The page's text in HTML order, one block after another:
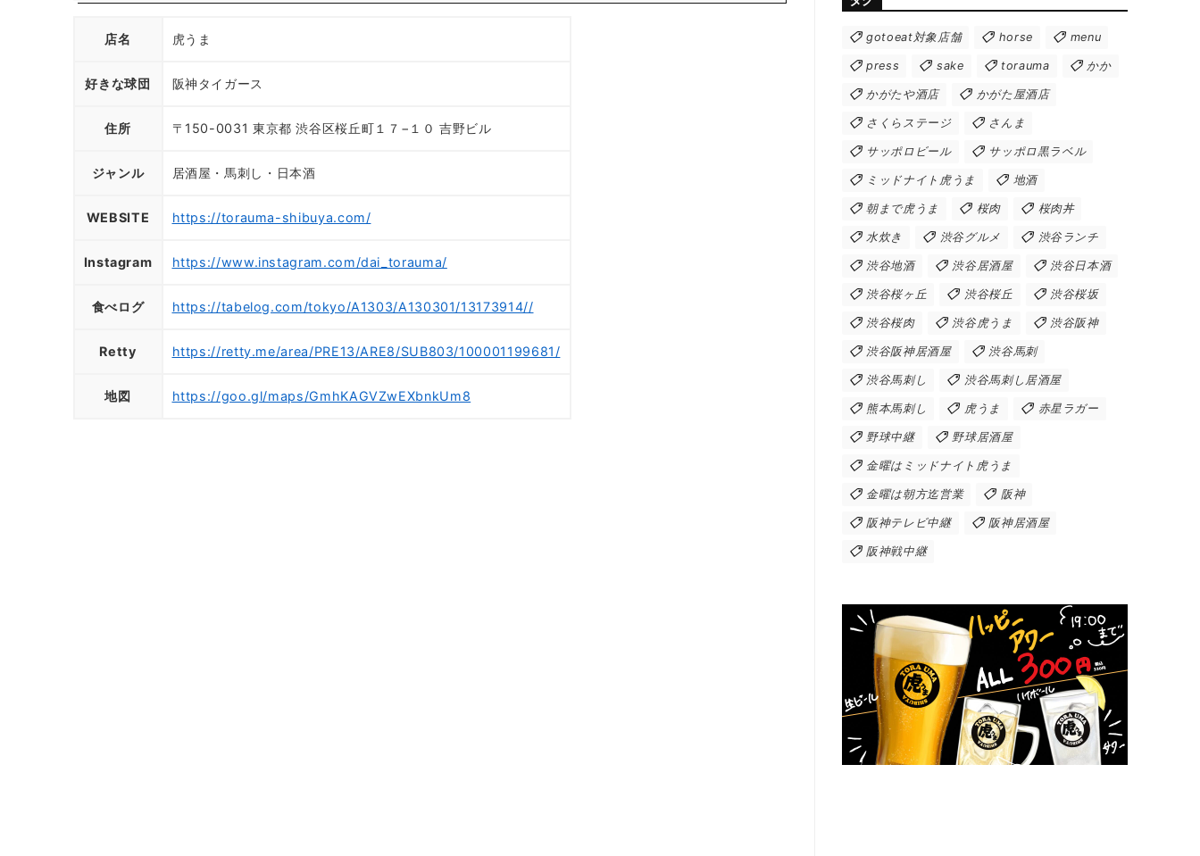
店名 虎うま
好きな球団 阪神タイガース
住所 〒150-0031 東京都 渋谷区桜丘町１７−１０ 吉野ビル
ジャンル 居酒屋・馬刺し・日本酒
WEBSITE https://torauma-shibuya.com/
Instagram https://www.instagram.com/dai_torauma/
食べログ https://tabelog.com/tokyo/A1303/A130301/13173914//
Retty https://retty.me/area/PRE13/ARE8/SUB803/100001199681/
地図 https://goo.gl/maps/GmhKAGVZwEXbnkUm8
gotoeat対象店舗 horse menu
press sake torauma かか
かがたや酒店 かがた屋酒店
さくらステージ さんま
サッポロビール サッポロ黒ラベル
ミッドナイト虎うま 地酒
朝まで虎うま 桜肉 桜肉丼
水炊き 渋谷グルメ 渋谷ランチ
渋谷地酒 渋谷居酒屋 渋谷日本酒
渋谷桜ヶ丘 渋谷桜丘 渋谷桜坂
渋谷桜肉 渋谷虎うま 渋谷阪神
渋谷阪神居酒屋 渋谷馬刺
渋谷馬刺し 渋谷馬刺し居酒屋
熊本馬刺し 虎うま 赤星ラガー
野球中継 野球居酒屋
金曜はミッドナイト虎うま
金曜は朝方迄営業 阪神
阪神テレビ中継 阪神居酒屋
阪神戦中継